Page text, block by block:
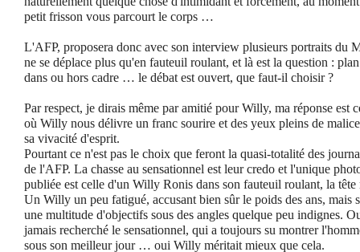
petit frisson vous parcourt le corps …
L'AFP, proposera donc avec son interview plusieurs portraits du
ne se déplace plus qu'en fauteuil roulant, et là est la question :
dans ou hors cadre … le débat est ouvert, que faut-il choisir ?
Par respect, je dirais même par amitié pour Willy, ma réponse est
où Willy nous délivre un franc sourire et des yeux pleins de
sa vivacité d'esprit.
Pourtant ce n'est pas le choix que feront la quasi-totalité des
de l'AFP. La chasse au sensationnel est leur credo et l'unique
publiée est celle d'un Willy Ronis dans son fauteuil roulant, la tête
Un Willy un peu fatigué, accusant bien sûr le poids des ans, mais
une multitude d'objectifs sous des angles quelque peu indignes.
jamais recherché le sensationnel, qui a toujours su montrer
sous son meilleur jour … oui Willy méritait mieux que cela.